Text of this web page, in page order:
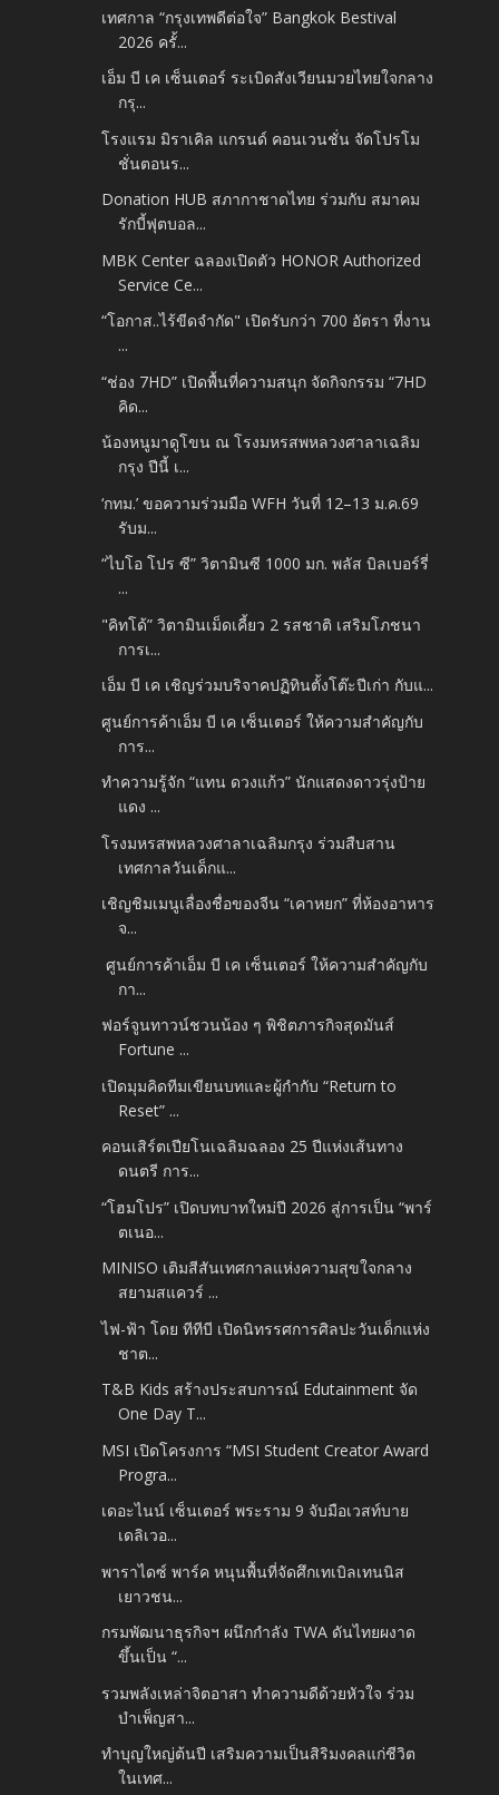
เทศกาล “กรุงเทพดีต่อใจ” Bangkok Bestival
2026 ครั้...
เอ็ม บี เค เซ็นเตอร์ ระเบิดสังเวียนมวยไทยใจกลาง
กรุ...
โรงแรม มิราเคิล แกรนด์ คอนเวนชั่น จัดโปรโม
ชั่นตอนร...
Donation HUB สภากาชาดไทย ร่วมกับ สมาคม
รักบี้ฟุตบอล...
MBK Center ฉลองเปิดตัว HONOR Authorized
Service Ce...
“โอกาส..ไร้ขีดจำกัด" เปิดรับกว่า 700 อัตรา ที่งาน
...
“ช่อง 7HD” เปิดพื้นที่ความสนุก จัดกิจกรรม “7HD
คิด...
น้องหนูมาดูโขน ณ โรงมหรสพหลวงศาลาเฉลิม
กรุง ปีนี้ เ...
‘กทม.’ ขอความร่วมมือ WFH วันที่ 12–13 ม.ค.69
รับม...
“ไบโอ โปร ซี” วิตามินซี 1000 มก. พลัส บิลเบอร์รี่
...
"คิทโด้” วิตามินเม็ดเคี้ยว 2 รสชาติ เสริมโภชนา
การเ...
เอ็ม บี เค เชิญร่วมบริจาคปฏิทินตั้งโต๊ะปีเก่า กับแ...
ศูนย์การค้าเอ็ม บี เค เซ็นเตอร์ ให้ความสำคัญกับ
การ...
ทำความรู้จัก “แทน ดวงแก้ว” นักแสดงดาวรุ่งป้าย
แดง ...
โรงมหรสพหลวงศาลาเฉลิมกรุง ร่วมสืบสาน
เทศกาลวันเด็กแ...
เชิญชิมเมนูเลื่องชื่อของจีน “เคาหยก” ที่ห้องอาหาร
จ...
ศูนย์การค้าเอ็ม บี เค เซ็นเตอร์ ให้ความสำคัญกับ
กา...
ฟอร์จูนทาวน์ชวนน้อง ๆ พิชิตภารกิจสุดมันส์
Fortune ...
เปิดมุมคิดทีมเขียนบทและผู้กำกับ “Return to
Reset” ...
คอนเสิร์ตเปียโนเฉลิมฉลอง 25 ปีแห่งเส้นทาง
ดนตรี การ...
“โฮมโปร” เปิดบทบาทใหม่ปี 2026 สู่การเป็น “พาร์
ตเนอ...
MINISO เติมสีสันเทศกาลแห่งความสุขใจกลาง
สยามสแควร์ ...
ไฟ-ฟ้า โดย ทีทีบี เปิดนิทรรศการศิลปะวันเด็กแห่ง
ชาต...
T&B Kids สร้างประสบการณ์ Edutainment จัด
One Day T...
MSI เปิดโครงการ “MSI Student Creator Award
Progra...
เดอะไนน์ เซ็นเตอร์ พระราม 9 จับมือเวสท์บาย
เดลิเวอ...
พาราไดซ์ พาร์ค หนุนพื้นที่จัดศึกเทเบิลเทนนิส
เยาวชน...
กรมพัฒนาธุรกิจฯ ผนึกกำลัง TWA ดันไทยผงาด
ขึ้นเป็น “...
รวมพลังเหล่าจิตอาสา ทำความดีด้วยหัวใจ ร่วม
บำเพ็ญสา...
ทำบุญใหญ่ต้นปี เสริมความเป็นสิริมงคลแก่ชีวิต
ในเทศ...